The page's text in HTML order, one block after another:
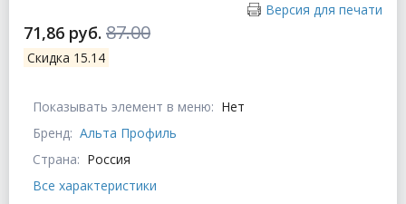
Версия для печати
71,86 руб. 87.00
Скидка 15.14
Показывать элемент в меню: Нет
Бренд: Альта Профиль
Страна: Россия
Все характеристики